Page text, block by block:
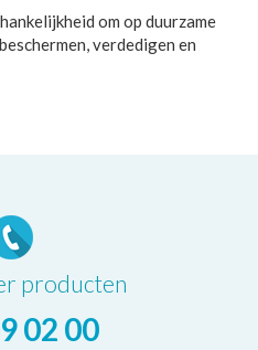
om op duurzame
verdedigen en
producten
02 00